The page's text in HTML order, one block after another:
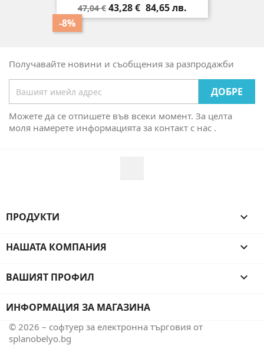
Редовна
цена
47,04 €
-8%
Цена
43,28 € 84,65 лв.
Получавайте новини и съобщения за разпродажби
Можете да се отпишете във всеки момент. За целта
моля намерете информацията за контакт с нас .
ПРОДУКТИ 
НАШАТА КОМПАНИЯ 
ВАШИЯТ ПРОФИЛ 
ИНФОРМАЦИЯ ЗА МАГАЗИНА
© 2026 – софтуер за електронна търговия от
splanobelyo.bg